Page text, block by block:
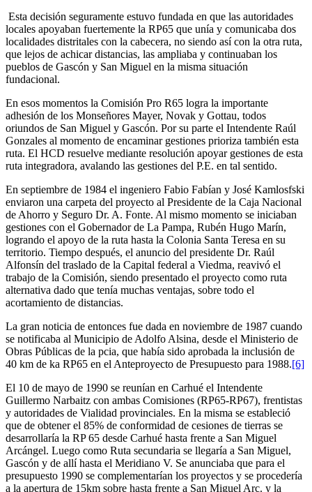
Esta decisión seguramente estuvo fundada en que las autoridades
locales apoyaban fuertemente la RP65 que unía y comunicaba dos
localidades distritales con la cabecera, no siendo así con la otra ruta,
que lejos de achicar distancias, las ampliaba y continuaban los
pueblos de Gascón y San Miguel en la misma situación
fundacional.
En esos momentos la Comisión Pro R65 logra la importante
adhesión de los Monseñores Mayer, Novak y Gottau, todos
oriundos de San Miguel y Gascón. Por su parte el Intendente Raúl
Gonzales al momento de encaminar gestiones prioriza también esta
ruta. El HCD resuelve mediante resolución apoyar gestiones de esta
ruta integradora, avalando las gestiones del P.E. en tal sentido.
En septiembre de 1984 el ingeniero Fabio Fabían y José Kamlosfski
enviaron una carpeta del proyecto al Presidente de la Caja Nacional
de Ahorro y Seguro Dr. A. Fonte. Al mismo momento se iniciaban
gestiones con el Gobernador de La Pampa, Rubén Hugo Marín,
logrando el apoyo de la ruta hasta la Colonia Santa Teresa en su
territorio. Tiempo después, el anuncio del presidente Dr. Raúl
Alfonsín del traslado de la Capital federal a Viedma, reavivó el
trabajo de la Comisión, siendo presentado el proyecto como ruta
alternativa dado que tenía muchas ventajas, sobre todo el
acortamiento de distancias.
La gran noticia de entonces fue dada en noviembre de 1987 cuando
se notificaba al Municipio de Adolfo Alsina, desde el Ministerio de
Obras Públicas de la pcia, que había sido aprobada la inclusión de
40 km de ka RP65 en el Anteproyecto de Presupuesto para 1988.[6]
El 10 de mayo de 1990 se reunían en Carhué el Intendente
Guillermo Narbaitz con ambas Comisiones (RP65-RP67), frentistas
y autoridades de Vialidad provinciales. En la misma se estableció
que de obtener el 85% de conformidad de cesiones de tierras se
desarrollaría la RP 65 desde Carhué hasta frente a San Miguel
Arcángel. Luego como Ruta secundaria se llegaría a San Miguel,
Gascón y de allí hasta el Meridiano V. Se anunciaba que para el
presupuesto 1990 se complementarían los proyectos y se procedería
a la apertura de 15km sobre hasta frente a San Miguel Arc. y la